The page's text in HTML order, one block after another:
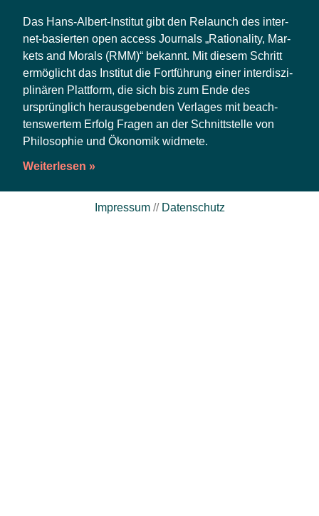
Das Hans-Albert-Insti­tut gibt den Relaunch des inter­
net-basier­ten open access Jour­nals „Ratio­na­li­ty, Mar­
kets and Morals (RMM)“ bekannt. Mit die­sem Schritt
ermög­licht das Insti­tut die Fort­füh­rung einer inter­dis­zi­
pli­nä­ren Platt­form, die sich bis zum Ende des
ursprüng­lich her­aus­ge­ben­den Ver­la­ges mit beach­
tens­wer­tem Erfolg Fra­gen an der Schnitt­stel­le von
Phi­lo­so­phie und Öko­no­mik widmete.
Weiterlesen »
Impressum// Datenschutz